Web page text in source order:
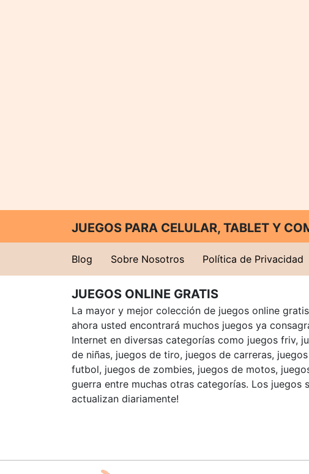
JUEGOS PARA CELULAR, TABLET Y
Blog Sobre Nosotros Política de Privacidad
JUEGOS ONLINE GRATIS
La mayor y mejor colección de juegos online
ahora usted encontrará muchos juegos ya
Internet en diversas categorías como juegos friv,
de niñas, juegos de tiro, juegos de carreras,
futbol, juegos de zombies, juegos de motos,
guerra entre muchas otras categorías. Los juegos
actualizan diariamente!